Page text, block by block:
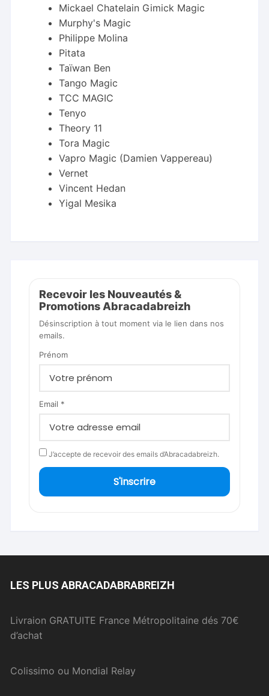
Mickael Chatelain Gimick Magic
Murphy's Magic
Philippe Molina
Pitata
Taïwan Ben
Tango Magic
TCC MAGIC
Tenyo
Theory 11
Tora Magic
Vapro Magic (Damien Vappereau)
Vernet
Vincent Hedan
Yigal Mesika
Recevoir les Nouveautés &
Promotions Abracadabreizh
Désinscription à tout moment via le lien dans nos
emails.
Prénom
Email *
J’accepte de recevoir des emails d’Abracadabreizh.
S'inscrire
LES PLUS ABRACADABRABREIZH
Livraion GRATUITE France Métropolitaine dés 70€
d’achat
Colissimo ou Mondial Relay